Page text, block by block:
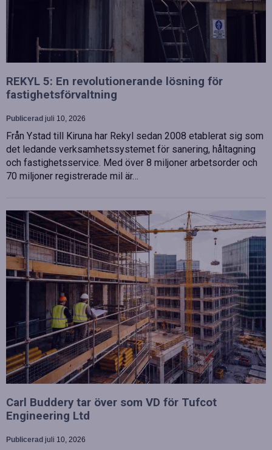
REKYL 5: En revolutionerande lösning för
fastighetsförvaltning
Publicerad juli 10, 2026
Från Ystad till Kiruna har Rekyl sedan 2008 etablerat sig som
det ledande verksamhetssystemet för sanering, håltagning
och fastighetsservice. Med över 8 miljoner arbetsorder och
70 miljoner registrerade mil är…
Carl Buddery tar över som VD för Tufcot
Engineering Ltd
Publicerad juli 10, 2026